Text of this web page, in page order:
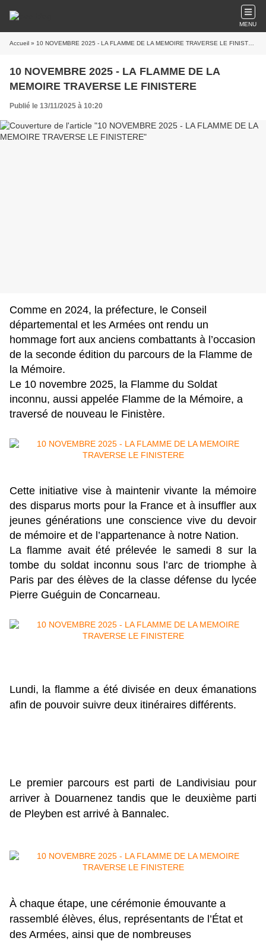
MENU
Accueil » 10 NOVEMBRE 2025 - LA FLAMME DE LA MEMOIRE TRAVERSE LE FINISTERE
10 NOVEMBRE 2025 - LA FLAMME DE LA
MEMOIRE TRAVERSE LE FINISTERE
Publié le 13/11/2025 à 10:20
Comme en 2024, la préfecture, le Conseil
départemental et les Armées ont rendu un
hommage fort aux anciens combattants à l’occasion
de la seconde édition du parcours de la Flamme de
la Mémoire.
Le 10 novembre 2025, la Flamme du Soldat
inconnu, aussi appelée Flamme de la Mémoire, a
traversé de nouveau le Finistère.
Cette initiative vise à maintenir vivante la mémoire
des disparus morts pour la France et à insuffler aux
jeunes générations une conscience vive du devoir
de mémoire et de l’appartenance à notre Nation.
La flamme avait été prélevée le samedi 8 sur la
tombe du soldat inconnu sous l’arc de triomphe à
Paris par des élèves de la classe défense du lycée
Pierre Guéguin de Concarneau.
Lundi, la flamme a été divisée en deux émanations
afin de pouvoir suivre deux itinéraires différents.
Le premier parcours est parti de Landivisiau pour
arriver à Douarnenez tandis que le deuxième parti
de Pleyben est arrivé à Bannalec.
À chaque étape, une cérémonie émouvante a
rassemblé élèves, élus, représentants de l’État et
des Armées, ainsi que de nombreuses